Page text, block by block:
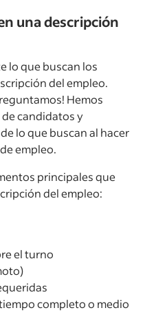
una descripción
lo que buscan los
del empleo.
Hemos
candidatos y
lo que buscan al hacer
empleo.
principales que
del empleo:
el turno
completo o medio